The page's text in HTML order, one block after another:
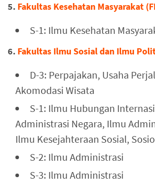
5. Fakultas Kesehatan Masyarakat
S-1: Ilmu Kesehatan
6. Fakultas Ilmu Sosial dan Ilmu
D-3: Perpajakan, Usaha
Akomodasi Wisata
S-1: Ilmu Hubungan
Administrasi Negara, Ilmu
Ilmu Kesejahteraan Sosial,
S-2: Ilmu Administrasi
S-3: Ilmu Administrasi